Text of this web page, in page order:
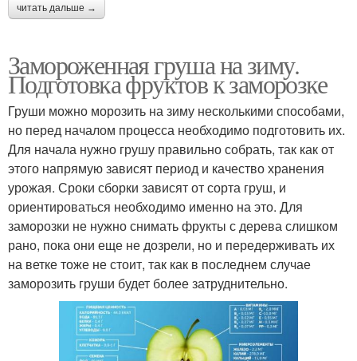
читать дальше →
Замороженная груша на зиму.
Подготовка фруктов к заморозке
Груши можно морозить на зиму несколькими способами,
но перед началом процесса необходимо подготовить их.
Для начала нужно грушу правильно собрать, так как от
этого напрямую зависят период и качество хранения
урожая. Сроки сборки зависят от сорта груш, и
ориентироваться необходимо именно на это. Для
заморозки не нужно снимать фрукты с дерева слишком
рано, пока они еще не дозрели, но и передерживать их
на ветке тоже не стоит, так как в последнем случае
заморозить груши будет более затруднительно.